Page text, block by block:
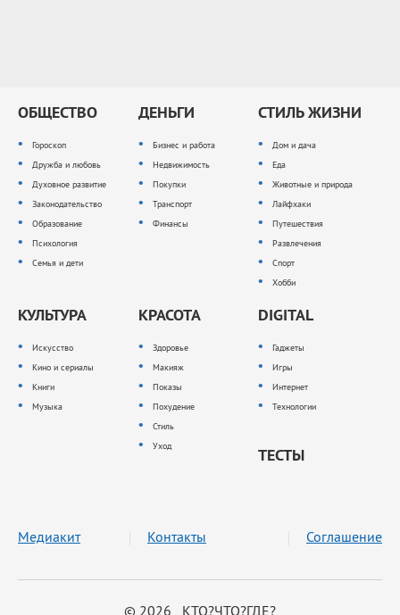
ОБЩЕСТВО
Гороскоп
Дружба и любовь
Духовное развитие
Законодательство
Образование
Психология
Семья и дети
ДЕНЬГИ
Бизнес и работа
Недвижимость
Покупки
Транспорт
Финансы
СТИЛЬ ЖИЗНИ
Дом и дача
Еда
Животные и природа
Лайфхаки
Путешествия
Развлечения
Спорт
Хобби
КУЛЬТУРА
Искусство
Кино и сериалы
Книги
Музыка
КРАСОТА
Здоровье
Макияж
Показы
Похудение
Стиль
Уход
DIGITAL
Гаджеты
Игры
Интернет
Технологии
ТЕСТЫ
© 2026 КТО?ЧТО?ГДЕ?
Медиакит Контакты Соглашение